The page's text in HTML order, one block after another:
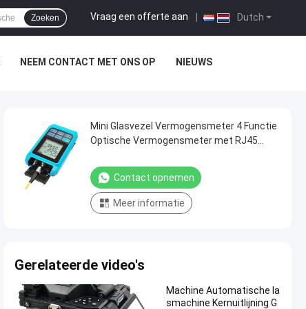
Dutch
Vraag een offerte aan
Zoeken
NEEM CONTACT MET ONS OP NIEUWS
Mini Glasvezel Vermogensmeter 4 Functie
Optische Vermogensmeter met RJ45
Contact opnemen
Meer informatie
Gerelateerde video's
Machine Automatische la
smachine Kernuitlijning G